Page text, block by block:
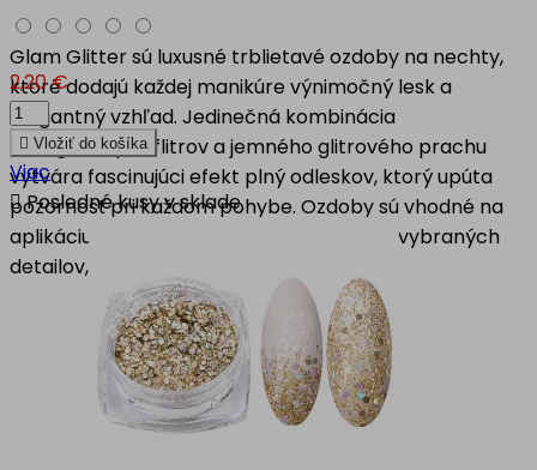
Glam Glitter sú luxusné trblietavé ozdoby na nechty,
ktoré dodajú každej manikúre výnimočný lesk a
elegantný vzhľad. Jedinečná kombinácia
hexagónových flitrov a jemného glitrového prachu
vytvára fascinujúci efekt plný odleskov, ktorý upúta
pozornosť pri každom pohybe. Ozdoby sú vhodné na
aplikáciu na celý necht aj na zvýraznenie vybraných
detailov, vďaka...
2,20 €
 Vložiť do košíka
Viac
Posledné kusy v sklade